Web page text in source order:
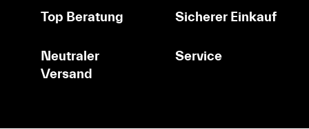
Top Beratung Sicherer Einkauf
Neutraler
Versand
Service